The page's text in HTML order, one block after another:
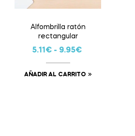
Alfombrilla ratón
rectangular
5.11€- 9.95€
AÑADIR AL CARRITO